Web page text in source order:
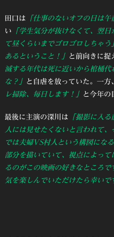
田口は 「仕事のないオフの日は
い 「学生気分が抜けなくて、翌
て昼くらいまでゴロゴロしちゃう
あるということ！」 と前向きに捉
滅する年代は死に近いから棺桶
な？」 と自虐を放っていた。一
レ掃除、毎日します！」 と今年の
最後に主演の深川は 「撮影に入
人には見せたくないと言われて
では夫婦VS村人という構図にな
部分を描いていて、視点によっ
るのがこの映画の好きなところ
気を楽しんでいただけたら幸いで